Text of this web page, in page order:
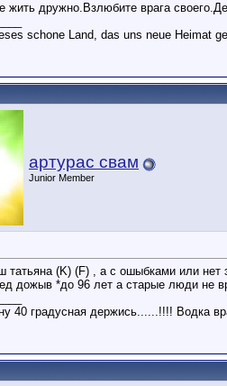
жить дружно.Взлюбите врага
schone Land, das uns neue Heimat
артурас свам
Junior Member
татьяна (K) (F) , а с ошыбками или
дожыв *до 96 лет а старые люди не
40 градусная держись......!!!! Водка